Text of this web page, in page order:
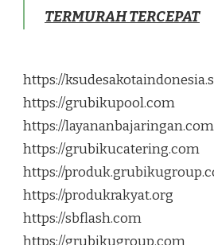
TERMURAH TERCEPAT
https://
https://grubikupool.com
https://layananbajaringan.com
https://grubikucatering.com
https://
https://produkrakyat.org
https://sbflash.com
https://grubikugroup.com